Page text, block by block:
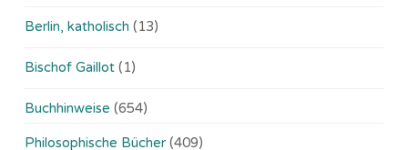
Berlin, katholisch (13)
Bischof Gaillot (1)
Buchhinweise (654)
Philosophische Bücher (409)